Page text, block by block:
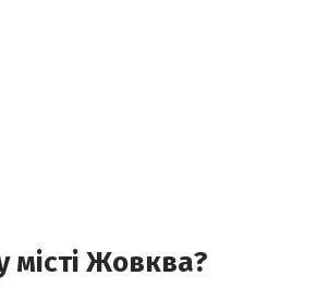
місті Жовква?